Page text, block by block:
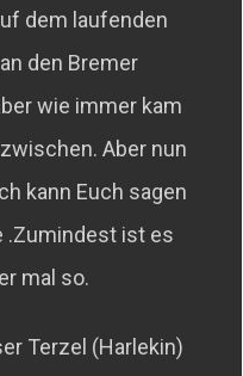
dem laufenden
den Bremer
wie immer kam
Aber nun
kann Euch sagen
.Zumindest ist es
mal so.
Terzel (Harlekin)